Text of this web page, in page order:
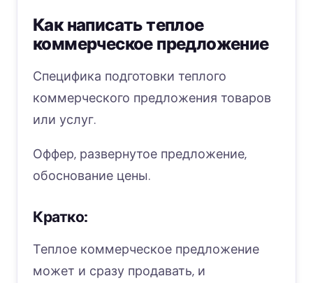
Как написать теплое
коммерческое предложение
Специфика подготовки теплого
коммерческого предложения товаров
или услуг.
Оффер, развернутое предложение,
обоснование цены.
Кратко:
Теплое коммерческое предложение
может и сразу продавать, и